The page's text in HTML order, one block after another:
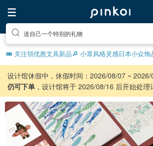
前往打造疗愈的放松生活
🎟️ 关注領优惠文具新品🔎 小眾风格灵感日本小众饰
设计馆休假中，休假时间：2026/08/07 ~
仍可下单 ，设计馆将于 2026/08/16 后开始处理